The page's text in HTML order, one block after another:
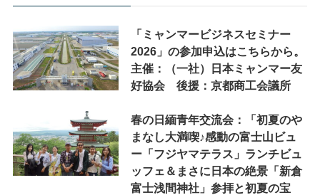
「ミャンマービジネスセミナー
2026」の参加申込はこちらから。
主催：（一社）日本ミャンマー友
好協会 後援：京都商工会議所
春の日緬青年交流会：「初夏のや
まなし大満喫♪感動の富士山ビュ
ー「フジヤマテラス」ランチビュ
ッフェ＆まさに日本の絶景「新倉
富士浅間神社」参拝と初夏の宝